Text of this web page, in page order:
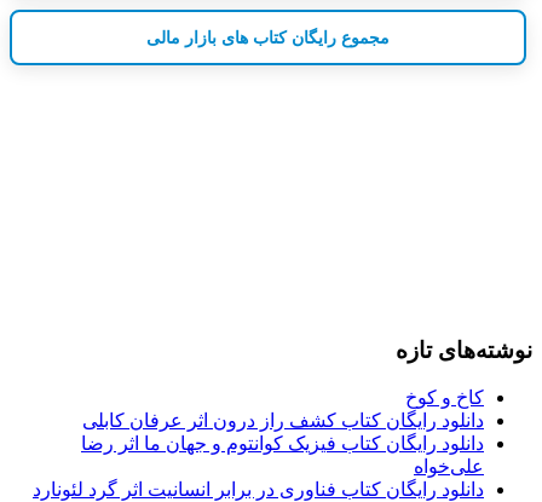
مجموع رایگان کتاب های بازار مالی
نوشته‌های تازه
کاخ و کوخ
دانلود رایگان کتاب کشف راز درون اثر عرفان کابلی
دانلود رایگان کتاب فیزیک کوانتوم و جهان ما اثر رضا
علی‌خواه
دانلود رایگان کتاب فناوری در برابر انسانیت اثر گرد لئونارد